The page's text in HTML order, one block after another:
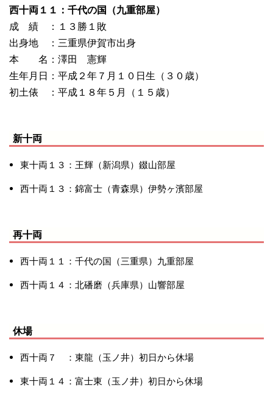
西十両１１：千代の国（九重部屋）
成 績 ：１３勝１敗
出身地 ：三重県伊賀市出身
本 名：澤田 憲輝
生年月日：平成２年７月１０日生（３０歳）
初土俵 ：平成１８年５月（１５歳）
新十両
東十両１３：王輝（新潟県）錣山部屋
西十両１３：錦富士（青森県）伊勢ヶ濱部屋
再十両
西十両１１：千代の国（三重県）九重部屋
西十両１４：北磻磨（兵庫県）山響部屋
休場
西十両７ ：東龍（玉ノ井）初日から休場
東十両１４：富士東（玉ノ井）初日から休場